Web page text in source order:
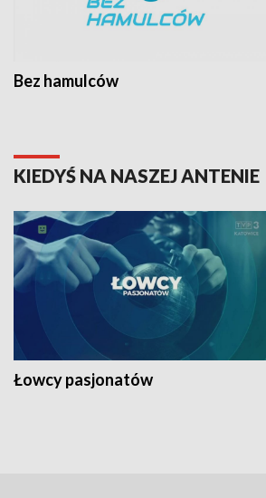
Bez hamulców
KIEDYŚ NA NASZEJ ANTENIE
Łowcy pasjonatów